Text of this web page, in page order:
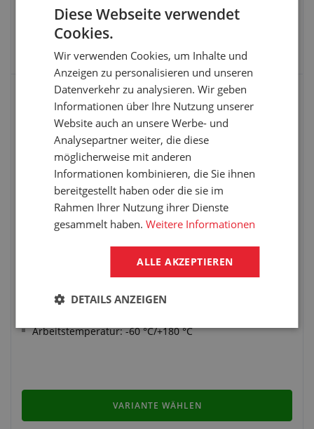
SILIKONPROFILE L-FORM SELBSTKLEBEND
Geeignet für Lebensmittelindustrie
Arbeitstemperatur: -60 °C/+180 °C
VARIANTE WÄHLEN
Diese Webseite verwendet
Cookies.
Wir verwenden Cookies, um Inhalte und
Anzeigen zu personalisieren und unseren
Datenverkehr zu analysieren. Wir geben
Informationen über Ihre Nutzung unserer
Website auch an unsere Werbe- und
Analysepartner weiter, die diese
möglicherweise mit anderen
Informationen kombinieren, die Sie ihnen
bereitgestellt haben oder die sie im
Rahmen Ihrer Nutzung ihrer Dienste
gesammelt haben.Weitere Informationen
ALLE AKZEPTIEREN
DETAILS ANZEIGEN